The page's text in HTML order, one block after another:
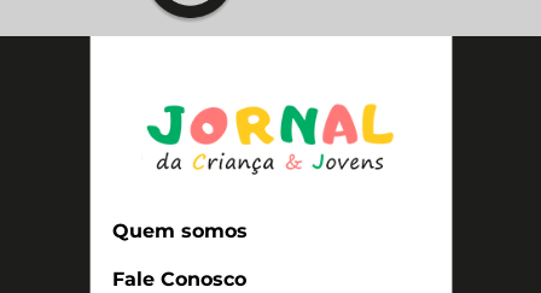
Quem somos
Fale Conosco